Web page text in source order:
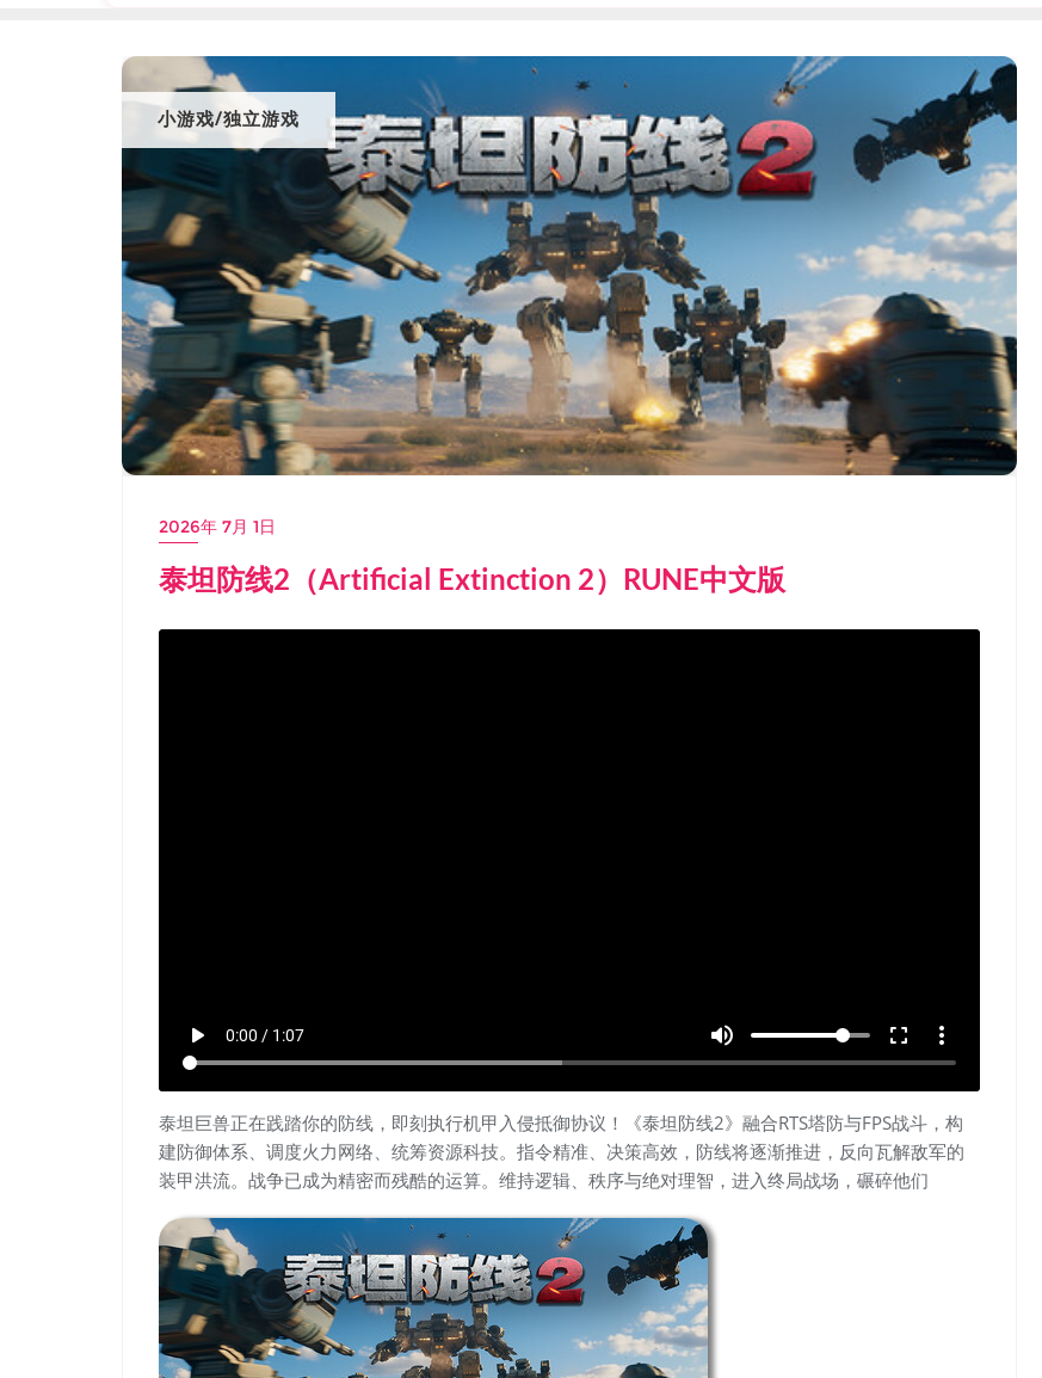
小游戏/独立游戏
2026年 7月 1日
泰坦防线2（Artificial Extinction 2‌）RUNE中文版
play_arrow 0:00 / 1:07 volume_up fullscreen more_vert
泰坦巨兽正在践踏你的防线，即刻执行机甲入侵抵御协议！《泰坦防线2》融合RTS塔防与FPS战斗，构
建防御体系、调度火力网络、统筹资源科技。指令精准、决策高效，防线将逐渐推进，反向瓦解敌军的
装甲洪流。战争已成为精密而残酷的运算。维持逻辑、秩序与绝对理智，进入终局战场，碾碎他们